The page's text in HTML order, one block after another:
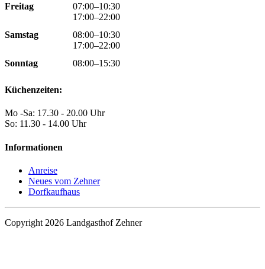
Freitag
07:00–10:30
17:00–22:00
Samstag
08:00–10:30
17:00–22:00
Sonntag
08:00–15:30
Küchenzeiten:
Mo -Sa: 17.30 - 20.00 Uhr
So: 11.30 - 14.00 Uhr
Informationen
Anreise
Neues vom Zehner
Dorfkaufhaus
Copyright 2026 Landgasthof Zehner